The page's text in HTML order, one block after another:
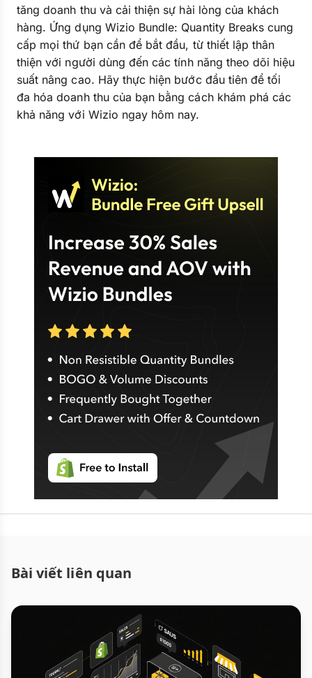
tăng doanh thu và cải thiện sự hài lòng của khách
hàng. Ứng dụng Wizio Bundle: Quantity Breaks cung
cấp mọi thứ bạn cần để bắt đầu, từ thiết lập thân
thiện với người dùng đến các tính năng theo dõi hiệu
suất nâng cao. Hãy thực hiện bước đầu tiên để tối
đa hóa doanh thu của bạn bằng cách khám phá các
khả năng với Wizio ngay hôm nay.
Bài viết liên quan